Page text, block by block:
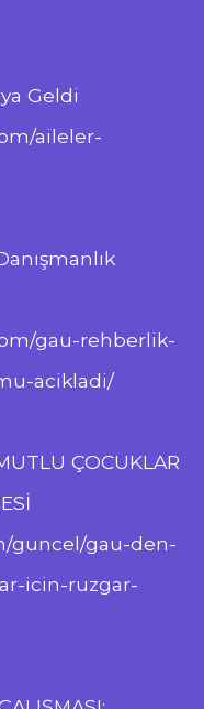
Geldi
aileler-
gau-rehberlik-
acikladi/
ÇOCUKLAR
guncel/gau-den-
icin-ruzgar-